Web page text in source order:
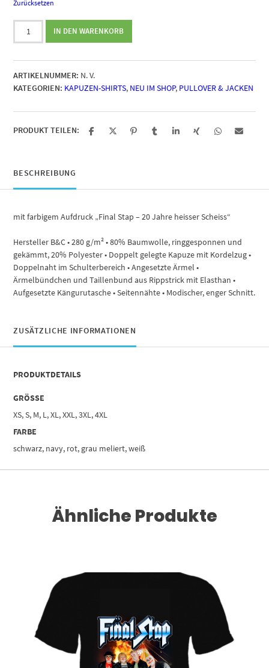
Zurücksetzen
Jubiläums-
Kapuzen-
Final
Stap
–
Jahre
heisser
IN DEN WARENKORB
ARTIKELNUMMER: N. V.
KATEGORIEN: KAPUZEN-SHIRTS, NEU IM SHOP, PULLOVER & JACKEN
PRODUKT TEILEN:
BESCHREIBUNG
mit farbigem Aufdruck „Final Stap – 20 Jahre heisser Scheiss“
Hersteller B&C • 280 g/m² • 80% Baumwolle, ringgesponnen und
gekämmt, 20% Polyester • Doppelt gelegte Kapuze mit Kordelzug •
Doppelnaht im Schulterbereich • Angesetzte Ärmel •
Ärmelbündchen und Taillenbund aus Rippstrick mit Elasthan •
Aufgesetzte Kängurutasche • Seitennähte • Modischer, enger Schnitt.
ZUSÄTZLICHE INFORMATIONEN
PRODUKTDETAILS
GRÖSSE
XS, S, M, L, XL, XXL, 3XL, 4XL
FARBE
schwarz, navy, rot, grau meliert, weiß
Ähnliche Produkte
Dieses Produkt weist mehrere Varianten auf. Die Optionen können auf der Produktseite gewählt werden